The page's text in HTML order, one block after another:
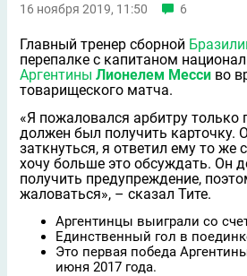
16 ноября 2019, 11:50 6
Главный тренер сборной
перепалке с капитаном
Аргентины Лионелем Месси во
товарищеского матча.
«Я пожаловался арбитру только
должен был получить карточку.
заткнуться, я ответил ему то же
хочу больше это обсуждать. Он
получить предупреждение,
жаловаться», – сказал Тите.
Аргентинцы выиграли со
Единственный гол в
Это первая победа
июня 2017 года.